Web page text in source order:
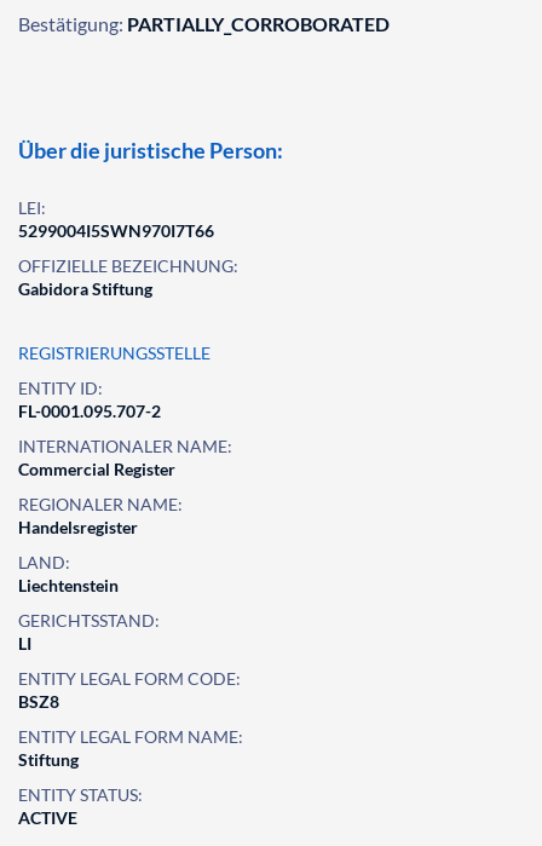
Bestätigung: PARTIALLY_CORROBORATED
Über die juristische Person:
LEI:
5299004I5SWN970I7T66
OFFIZIELLE BEZEICHNUNG:
Gabidora Stiftung
REGISTRIERUNGSSTELLE
ENTITY ID:
FL-0001.095.707-2
INTERNATIONALER NAME:
Commercial Register
REGIONALER NAME:
Handelsregister
LAND:
Liechtenstein
GERICHTSSTAND:
LI
ENTITY LEGAL FORM CODE:
BSZ8
ENTITY LEGAL FORM NAME:
Stiftung
ENTITY STATUS:
ACTIVE